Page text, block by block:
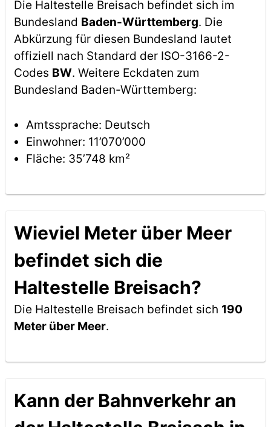
Die Haltestelle Breisach befindet sich im
Bundesland Baden-Württemberg. Die
Abkürzung für diesen Bundesland lautet
offiziell nach Standard der ISO-3166-2-
Codes BW. Weitere Eckdaten zum
Bundesland Baden-Württemberg:
Amtssprache: Deutsch
Einwohner: 11’070’000
Fläche: 35’748 km²
Wieviel Meter über Meer
befindet sich die
Haltestelle Breisach?
Die Haltestelle Breisach befindet sich 190
Meter über Meer.
Kann der Bahnverkehr an